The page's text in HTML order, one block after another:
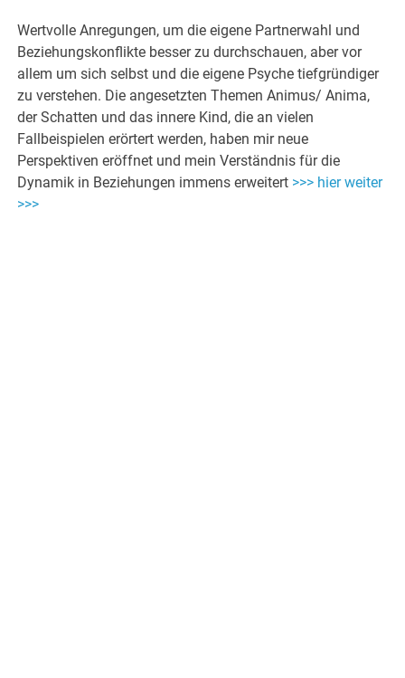
Wertvolle Anregungen, um die eigene Partnerwahl und
Beziehungskonflikte besser zu durchschauen, aber vor
allem um sich selbst und die eigene Psyche tiefgründiger
zu verstehen. Die angesetzten Themen Animus/ Anima,
der Schatten und das innere Kind, die an vielen
Fallbeispielen erörtert werden, haben mir neue
Perspektiven eröffnet und mein Verständnis für die
Dynamik in Beziehungen immens erweitert >>> hier weiter
>>>